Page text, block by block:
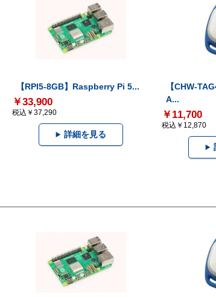
【RPI5-8GB】Raspberry Pi 5...
￥33,900
税込￥37,290
詳細を見る
【CHW-
A...
￥11,700
税込￥12,870